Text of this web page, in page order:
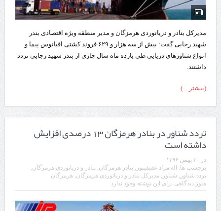
مدیرکل بنادر و دریانوردی هرمزگان و مدیر منطقه ویژه اقتصادی بندر
شهید رجایی گفت: بیش از سه هزار و ۶۲۹ فروند کشتی اقیانوس پیما و
انواع شناورهای دریایی طی یازده ماه سال جاری از بندر شهید رجایی تردد
داشتند.
(بیشتر…)
تردد شناور در بنادر هرمزگان 13 درصدی افزایش
داشته است
در
۳۰ بهمن ۱۳۹۶
برچسب ها: اله مراد عفیفی‎پور بنادر هرمزگان بنادر و دریانوردی هرمزگان
تردد شناور
شناور مدیرکل بنادر و دریانوردی هرمزگان هرمزگان
هنوز دیدگاهی برای این نوشته وجود ندارد